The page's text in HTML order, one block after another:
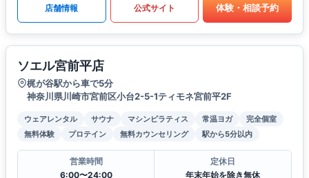
店舗情報 公式サイト 体験・相談予約
ソエル宮前平店
梶が谷駅から車で5分
神奈川県川崎市宮前区小台2-5-1ティモネ宮前平2F
ウェアレンタル サウナ マシンピラティス 常温ヨガ
完全個室
無料体験
プロテイン 無料カウンセリング 駅から5分以内
営業時間
6:00〜24:00
定休日
年末年始を除き無休